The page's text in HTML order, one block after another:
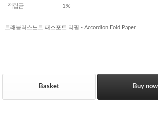
적립금 1%
트래블러스노트 패스포트 리필 - Accordion Fold Paper
Basket Buy now